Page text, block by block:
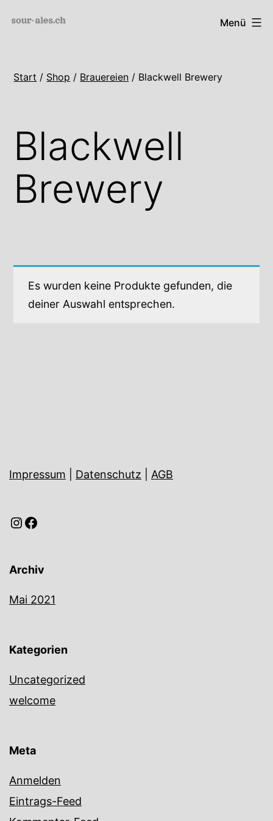
sour-
Menü
Start / Shop / Brauereien / Blackwell Brewery
Blackwell
Brewery
Es wurden keine Produkte gefunden, die
deiner Auswahl entsprechen.
Impressum Datenschutz AGB
Instagram
Facebook
Archiv
Mai 2021
Kategorien
Uncategorized
welcome
Meta
Anmelden
Eintrags-Feed